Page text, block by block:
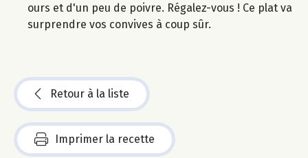
ours et d'un peu de poivre. Régalez-vous ! Ce plat va
surprendre vos convives à coup sûr.
Retour à la liste
Imprimer la recette